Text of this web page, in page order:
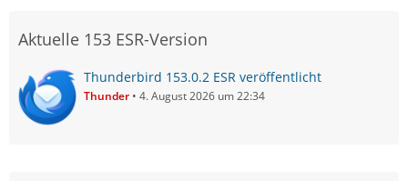
Aktuelle 153 ESR-Version
Thunderbird 153.0.2 ESR veröffentlicht
Thunder 4. August 2026 um 22:34